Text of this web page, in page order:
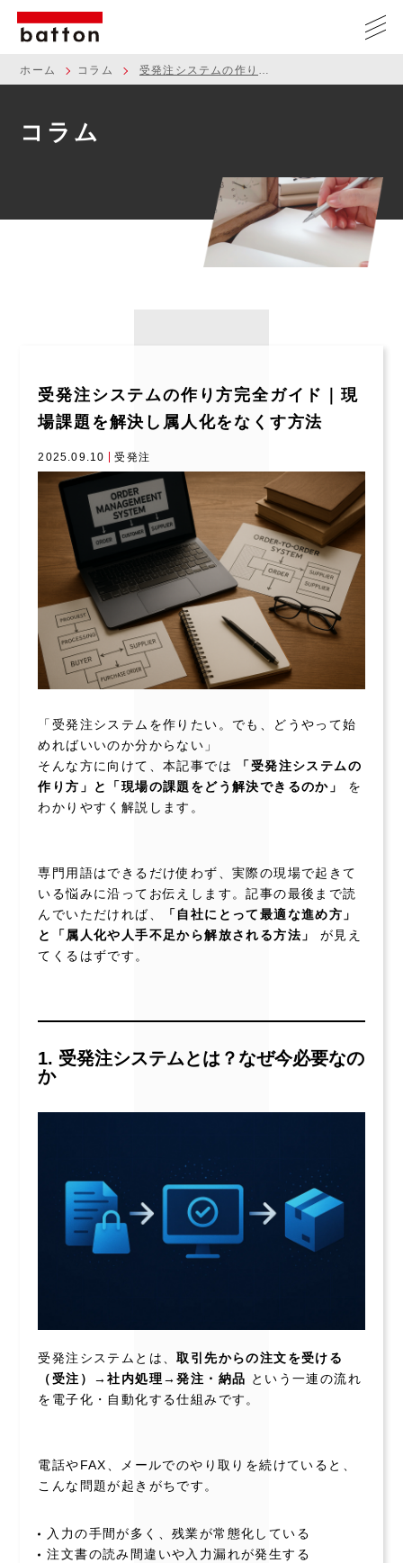
ホーム コラム 受発注システムの作り方完全ガイド｜現場課題を解決し属人化をなくす方法
コラム
受発注システムの作り方完全ガイド｜現
場課題を解決し属人化をなくす方法
2025.09.10 受発注
「受発注システムを作りたい。でも、どうやって始
めればいいのか分からない」
そんな方に向けて、本記事では
「受発注システムの
作り方」と「現場の課題をどう解決できるのか」
を
わかりやすく解説します。
専門用語はできるだけ使わず、実際の現場で起きて
いる悩みに沿ってお伝えします。記事の最後まで読
んでいただければ、
「自社にとって最適な進め方」
と「属人化や人手不足から解放される方法」
が見え
てくるはずです。
1. 受発注システムとは？なぜ今必要なの
か
受発注システムとは、取引先からの注文を受ける
（受注）→社内処理→発注・納品 という一連の流れ
を電子化・自動化する仕組みです。
電話やFAX、メールでのやり取りを続けていると、
こんな問題が起きがちです。
入力の手間が多く、残業が常態化している
注文書の読み間違いや入力漏れが発生する